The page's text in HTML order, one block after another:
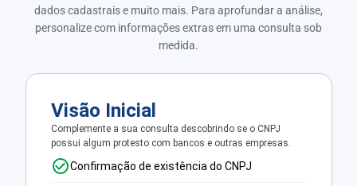
dados cadastrais e muito mais. Para aprofundar a análise,
personalize com informações extras em uma consulta sob
medida.
Visão Inicial
Complemente a sua consulta descobrindo se o CNPJ
possui algum protesto com bancos e outras empresas.
Confirmação de existência do CNPJ